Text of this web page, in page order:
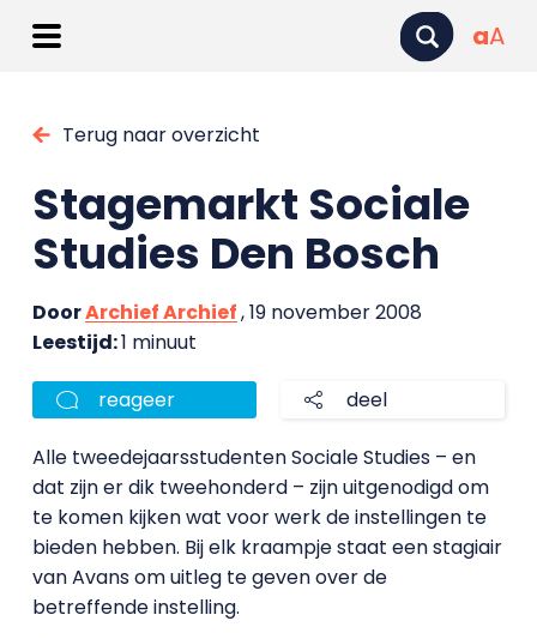
aA
Terug naar overzicht
Stagemarkt Sociale
Studies Den Bosch
DoorArchief Archief, 19 november 2008
Leestijd:1 minuut
reageer deel
Alle tweedejaarsstudenten Sociale Studies – en
dat zijn er dik tweehonderd – zijn uitgenodigd om
te komen kijken wat voor werk de instellingen te
bieden hebben. Bij elk kraampje staat een stagiair
van Avans om uitleg te geven over de
betreffende instelling.